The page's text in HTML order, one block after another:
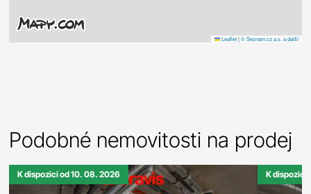
Leaflet | © Seznam.cz a.s. a další
Podobné nemovitosti na prodej
K dispozici od 10. 08. 2026 K dispozici